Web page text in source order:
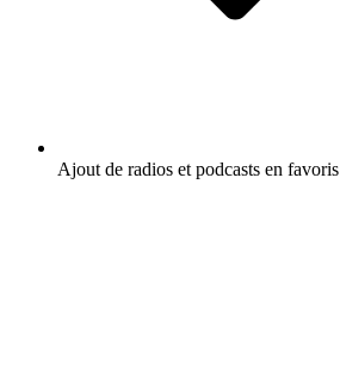
Ajout de radios et podcasts en favoris